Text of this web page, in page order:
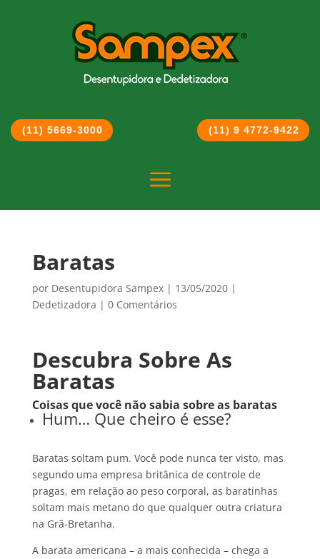
(11) 5669-3000 (11) 9 4772-9422
a
Baratas
por Desentupidora Sampex| 13/05/2020|
Dedetizadora | 0 Comentários
Descubra Sobre As
Baratas
Coisas que você não sabia sobre as baratas
Hum… Que cheiro é esse?
Baratas soltam pum. Você pode nunca ter visto, mas
segundo uma empresa britânica de controle de
pragas, em relação ao peso corporal, as baratinhas
soltam mais metano do que qualquer outra criatura
na Grã-Bretanha.
A barata americana – a mais conhecida – chega a